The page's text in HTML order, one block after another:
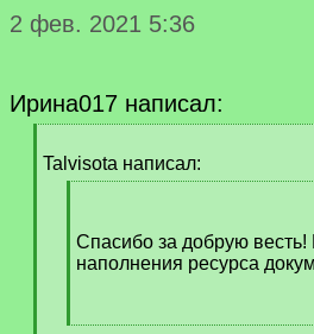
2 фев. 2021 5:36
Ирина017 написал:
q
Talvisota написал:
]Спасибо за добрую
наполнения ресурса
[